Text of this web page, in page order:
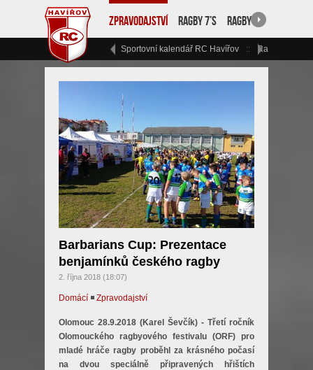
Zpravodajství Ragby 7’s Ragby 15
Sportovní kalendář RC Havířov Ragbyový
Barbarians Cup: Prezentace
benjamínků českého ragby
2. října 2018 (18:07)
Domácí ◾ Zpravodajství
Olomouc 28.9.2018 (Karel Ševčík) - Třetí ročník
Olomouckého ragbyového festivalu (ORF) pro
mladé hráče ragby proběhl za krásného počasí
na dvou speciálně připravených hřištích